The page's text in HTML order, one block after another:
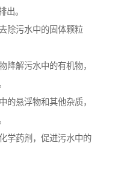
出。
除污水中的固体颗粒
解污水中的有机物，
悬浮物和其他杂质，
学药剂，促进污水中的